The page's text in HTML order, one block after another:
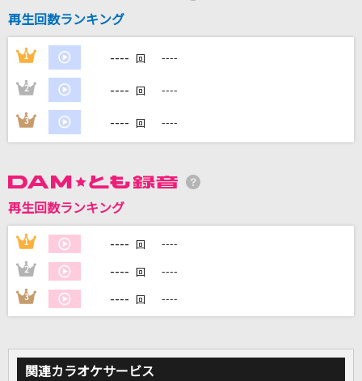
GACKT(Gackt)
カラオケ最新情報をチェック！
再生回数ランキング
1 ---- 回 ----
2 ---- 回 ----
3 ---- 回 ----
再生回数ランキング
1 ---- 回 ----
2 ---- 回 ----
3 ---- 回 ----
関連カラオケサービス